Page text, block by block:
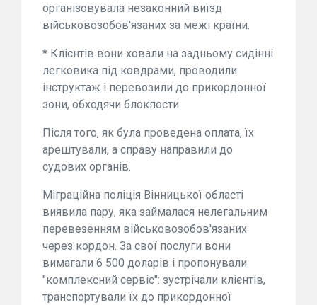
організовувала незаконний виїзд
військовозобов'язаних за межі країни.
* Клієнтів вони ховали на задньому сидінні
легковика під ковдрами, проводили
інструктаж і перевозили до прикордонної
зони, обходячи блокпости.
Після того, як була проведена оплата, їх
арештували, а справу направили до
судових органів.
Міграційна поліція Вінницької області
виявила пару, яка займалася нелегальним
перевезенням військовозобов'язаних
через кордон. За свої послуги вони
вимагали 6 500 доларів і пропонували
"комплексний сервіс": зустрічали клієнтів,
транспортували їх до прикордонної